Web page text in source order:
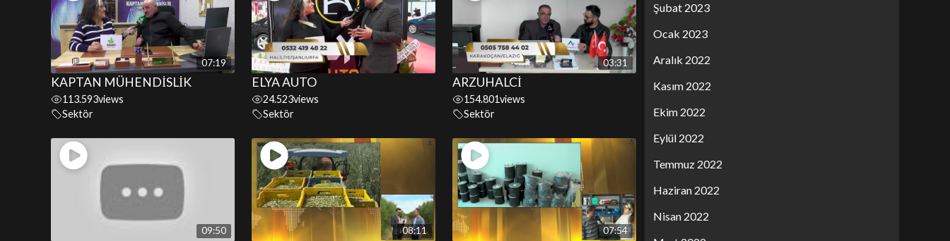
07:19
KAPTAN MÜHENDİSLİK
113.593views
Sektör
ELYA AUTO
24.523views
Sektör
03:31
ARZUHALCİ
154.801views
Sektör
09:50 08:11 07:54
Şubat 2023
Ocak 2023
Aralık 2022
Kasım 2022
Ekim 2022
Eylül 2022
Temmuz 2022
Haziran 2022
Nisan 2022